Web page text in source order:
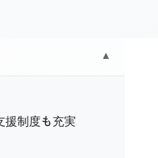
▼
援制度も充実